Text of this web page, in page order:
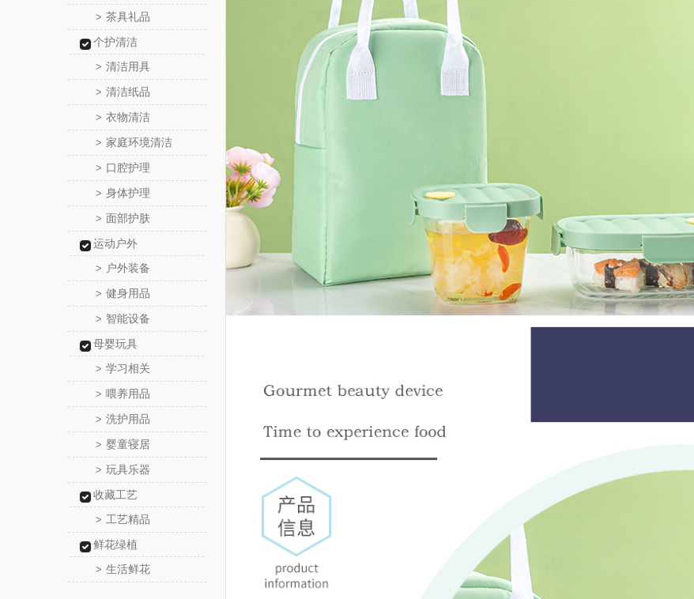
> 茶具礼品
个护清洁
> 清洁用具
> 清洁纸品
> 衣物清洁
> 家庭环境清洁
> 口腔护理
> 身体护理
> 面部护肤
运动户外
> 户外装备
> 健身用品
> 智能设备
母婴玩具
> 学习相关
> 喂养用品
> 洗护用品
> 婴童寝居
> 玩具乐器
收藏工艺
> 工艺精品
鲜花绿植
> 生活鲜花